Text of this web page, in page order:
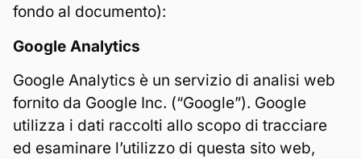
fondo al documento):
Google Analytics
Google Analytics è un servizio di analisi web
fornito da Google Inc. (“Google”). Google
utilizza i dati raccolti allo scopo di tracciare
ed esaminare l’utilizzo di questa sito web,